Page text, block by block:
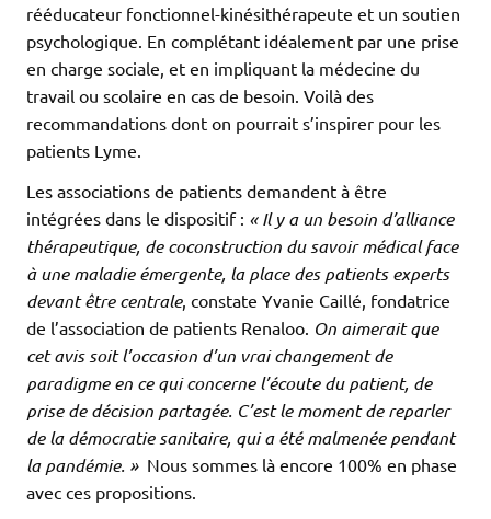
rééducateur fonctionnel-kinésithérapeute et un soutien
psychologique. En complétant idéalement par une prise
en charge sociale, et en impliquant la médecine du
travail ou scolaire en cas de besoin. Voilà des
recommandations dont on pourrait s’inspirer pour les
patients Lyme.
Les associations de patients demandent à être
intégrées dans le dispositif : « Il y a un besoin d’alliance
thérapeutique, de coconstruction du savoir médical face
à une maladie émergente, la place des patients experts
devant être centrale, constate Yvanie Caillé, fondatrice
de l’association de patients Renaloo. On aimerait que
cet avis soit l’occasion d’un vrai changement de
paradigme en ce qui concerne l’écoute du patient, de
prise de décision partagée. C’est le moment de reparler
de la démocratie sanitaire, qui a été malmenée pendant
la pandémie. »Nous sommes là encore 100% en phase
avec ces propositions.